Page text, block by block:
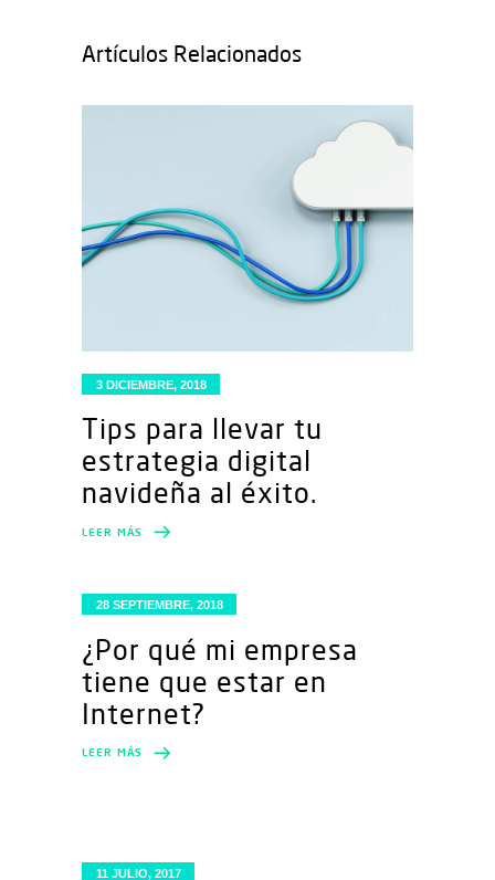
Artículos Relacionados
3 DICIEMBRE, 2018
Tips para llevar tu
estrategia digital
navideña al éxito.
LEER MÁS
28 SEPTIEMBRE, 2018
¿Por qué mi empresa
tiene que estar en
Internet?
LEER MÁS
11 JULIO, 2017